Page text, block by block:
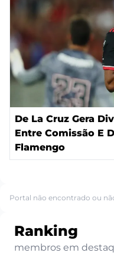
De La Cruz Gera
Entre Comissão E
Flamengo
Portal não encontrado ou
Ranking
membros em